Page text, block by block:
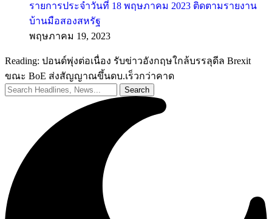
รายการประจำวันที่ 18 พฤษภาคม 2023 ติดตามรายงาน
บ้านมือสองสหรัฐ
พฤษภาคม 19, 2023
Reading: ปอนด์พุ่งต่อเนื่อง รับข่าวอังกฤษใกล้บรรลุดีล Brexit
ขณะ BoE ส่งสัญญาณขึ้นดบ.เร็วกว่าคาด